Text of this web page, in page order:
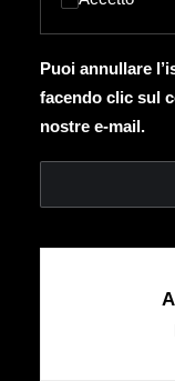
Puoi annullare
facendo clic sul
nostre e-mail.